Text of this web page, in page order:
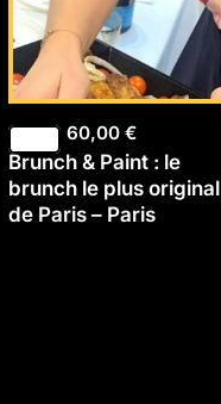
60,00€
Brunch & Paint : le
brunch le plus original
de Paris – Paris